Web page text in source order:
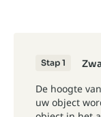
Stap 1
De hoogte
uw object